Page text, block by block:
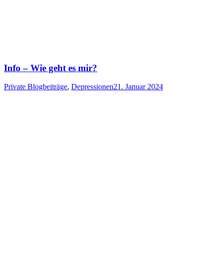
Info – Wie geht es mir?
Private Blogbeiträge, Depressionen21. Januar 2024